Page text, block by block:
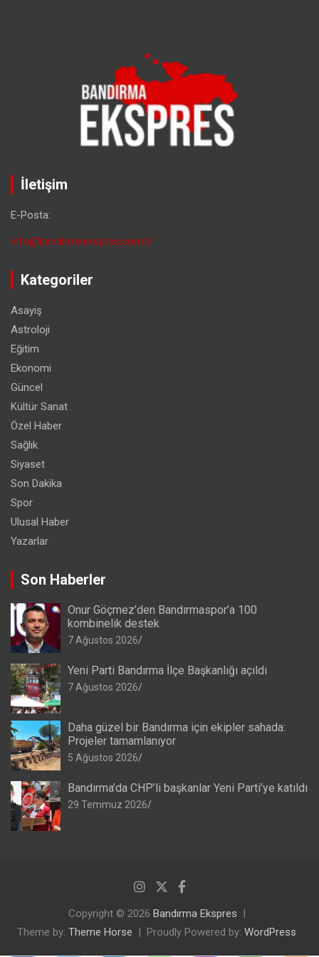
İletişim
E-Posta:
info@bandirmaekspres.com.tr
Kategoriler
Asayiş
Astroloji
Eğitim
Ekonomi
Güncel
Kültür Sanat
Özel Haber
Sağlık
Siyaset
Son Dakika
Spor
Ulusal Haber
Yazarlar
Son Haberler
Onur Göçmez’den Bandırmaspor’a 100
kombinelik destek
7 Ağustos 2026
Yeni Parti Bandırma İlçe Başkanlığı açıldı
7 Ağustos 2026
Daha güzel bir Bandırma için ekipler sahada:
Projeler tamamlanıyor
5 Ağustos 2026
Bandırma’da CHP’li başkanlar Yeni Parti’ye katıldı
29 Temmuz 2026
Copyright © 2026 Bandırma Ekspres
Theme by: Theme Horse Proudly Powered by: WordPress